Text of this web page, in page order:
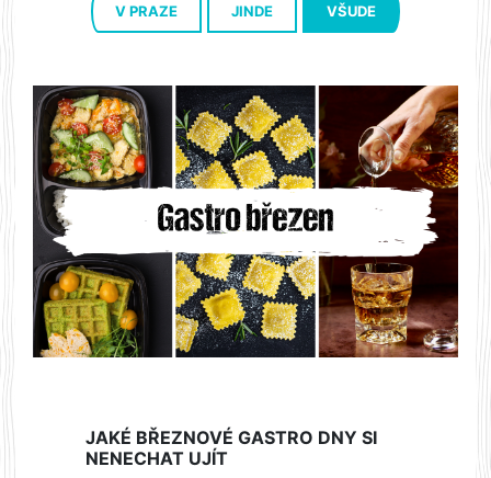
V PRAZE JINDE VŠUDE
JAKÉ BŘEZNOVÉ GASTRO DNY SI
NENECHAT UJÍT